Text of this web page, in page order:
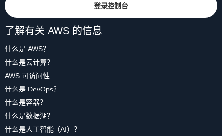
登录控制台
了解有关 AWS 的信息
什么是 AWS？
什么是云计算？
AWS 可访问性
什么是 DevOps？
什么是容器？
什么是数据湖？
什么是人工智能（AI）？